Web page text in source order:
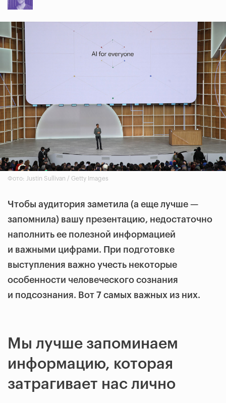
Фото: Justin Sullivan / Getty Images
Чтобы аудитория заметила (а еще лучше —
запомнила) вашу презентацию, недостаточно
наполнить ее полезной информацией
и важными цифрами. При подготовке
выступления важно учесть некоторые
особенности человеческого сознания
и подсознания. Вот 7 самых важных из них.
Мы лучше запоминаем
информацию, которая
затрагивает нас лично